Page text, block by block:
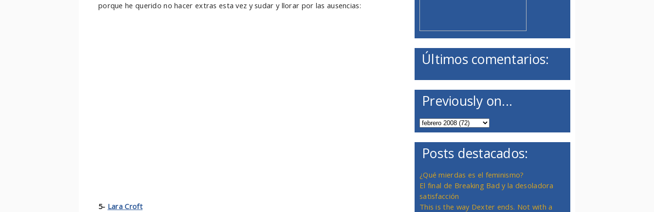
porque he querido no hacer extras esta vez y sudar y llorar por las ausencias:
5- Lara Croft
Últimos comentarios:
Previously on...
Posts destacados:
¿Qué mierdas es el feminismo?
El final de Breaking Bad y la desoladora
satisfacción
This is the way Dexter ends. Not with a